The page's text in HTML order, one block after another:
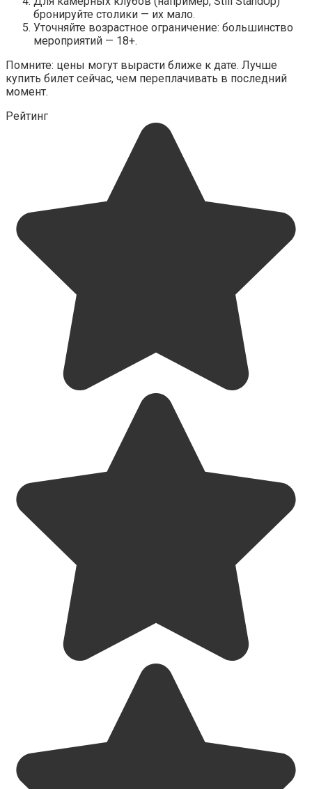
бронируйте столики — их мало.
Уточняйте возрастное ограничение: большинство
мероприятий — 18+.
Помните: цены могут вырасти ближе к дате. Лучше
купить билет сейчас, чем переплачивать в последний
момент.
Рейтинг